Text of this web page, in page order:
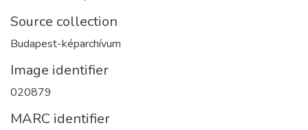
Source collection
Budapest-képarchívum
Image identifier
020879
MARC identifier